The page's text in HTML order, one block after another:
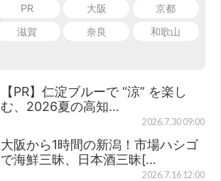
PR 大阪
京都
滋賀 奈良
和歌山
【PR】仁淀ブルーで “涼” を楽し
む、2026夏の高知…
2026.7.30 09:00
大阪から1時間の新潟！市場ハシゴ
で海鮮三昧、日本酒三昧[…
2026.7.16 12:00